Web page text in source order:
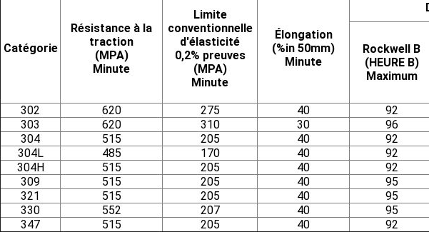
Catégorie
Résistance à la
traction
(MPA)
Minute
Limite
conventionnelle
d'élasticité
0,2% preuves
(MPA)
Minute
Élongation
(%in 50mm)
Minute
Rockwell B
(HEURE B)
Maximum
302 620 275 40 92
303
620 310 30 96
304
515 205 40 92
304L
485 170 40 92
304H
515 205 40 92
309
515 205 40 95
321
515 205 40 95
330
552 207 40 95
347
515 205 40 92